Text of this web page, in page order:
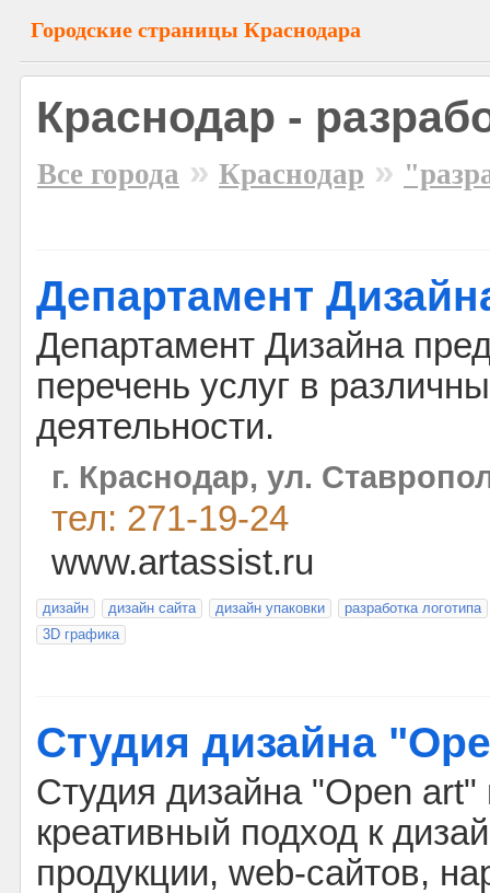
Городские страницы Краснодара
Краснодар -
Все города » Краснодар »
Департамент
Департамент Дизайна
перечень услуг в
деятельности.
г. Краснодар, ул.
тел: 271-19-24
www.artassist.ru
дизайн дизайн сайта дизайн упаковки
разработка логотипа
3D графика
Студия дизайна
Студия дизайна "Open art"
креативный подход к
продукции, web-сайтов,